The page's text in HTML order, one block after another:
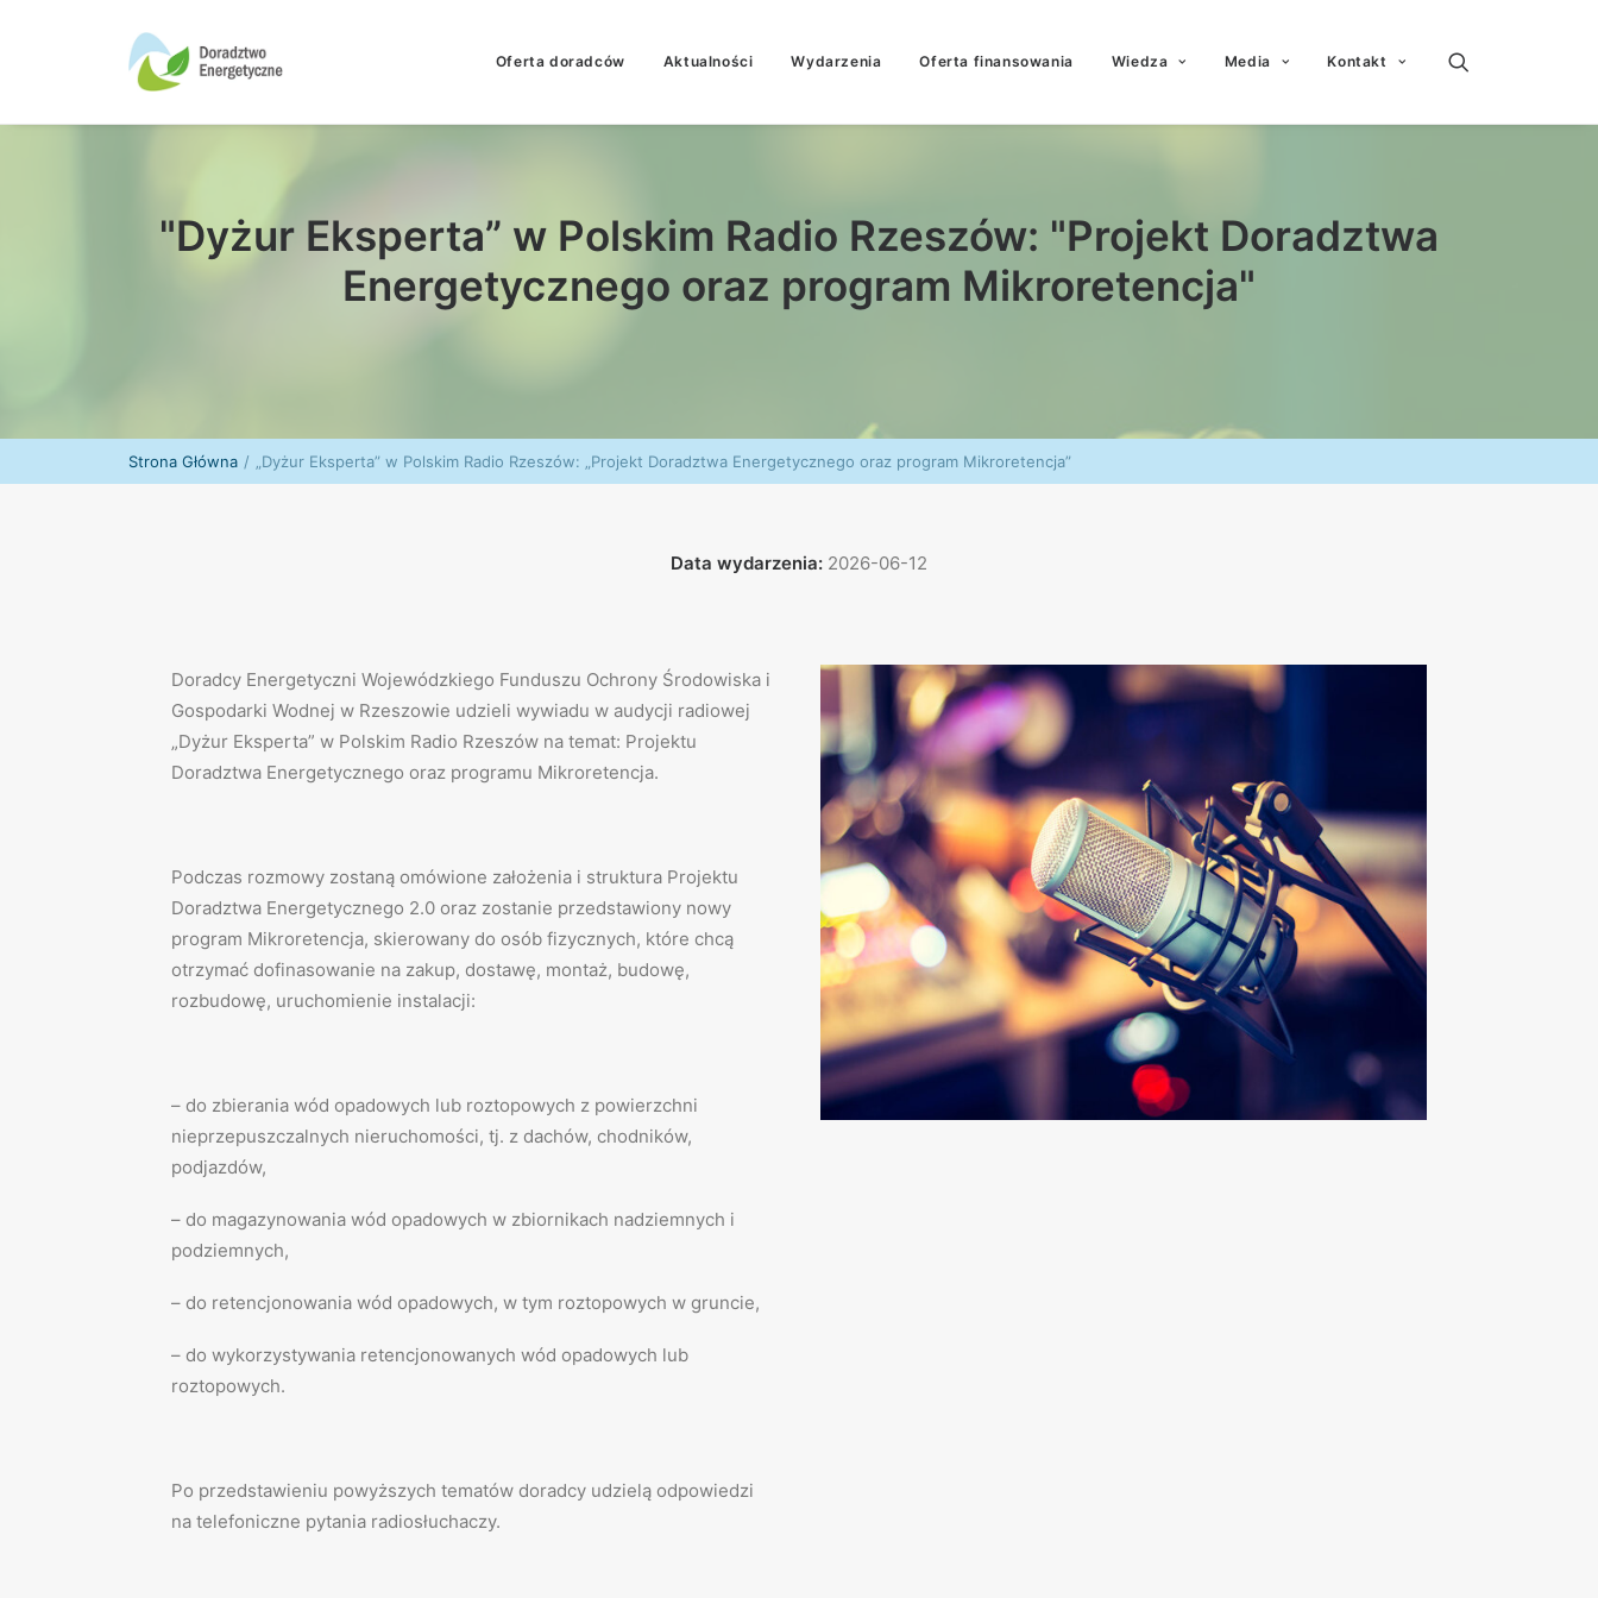
Oferta doradców Aktualności Wydarzenia Oferta finansowania Wiedza Media Kontakt
"Dyżur Eksperta” w Polskim Radio Rzeszów: "Projekt Doradztwa
Energetycznego oraz program Mikroretencja"
Strona Główna „Dyżur Eksperta” w Polskim Radio Rzeszów: „Projekt Doradztwa Energetycznego oraz program Mikroretencja”
Data wydarzenia: 2026-06-12
Doradcy Energetyczni Wojewódzkiego Funduszu Ochrony Środowiska i
Gospodarki Wodnej w Rzeszowie udzieli wywiadu w audycji radiowej
„Dyżur Eksperta” w Polskim Radio Rzeszów na temat: Projektu
Doradztwa Energetycznego oraz programu Mikroretencja.
Podczas rozmowy zostaną omówione założenia i struktura Projektu
Doradztwa Energetycznego 2.0 oraz zostanie przedstawiony nowy
program Mikroretencja, skierowany do osób fizycznych, które chcą
otrzymać dofinasowanie na zakup, dostawę, montaż, budowę,
rozbudowę, uruchomienie instalacji:
– do zbierania wód opadowych lub roztopowych z powierzchni
nieprzepuszczalnych nieruchomości, tj. z dachów, chodników,
podjazdów,
– do magazynowania wód opadowych w zbiornikach nadziemnych i
podziemnych,
– do retencjonowania wód opadowych, w tym roztopowych w gruncie,
– do wykorzystywania retencjonowanych wód opadowych lub
roztopowych.
Po przedstawieniu powyższych tematów doradcy udzielą odpowiedzi
na telefoniczne pytania radiosłuchaczy.